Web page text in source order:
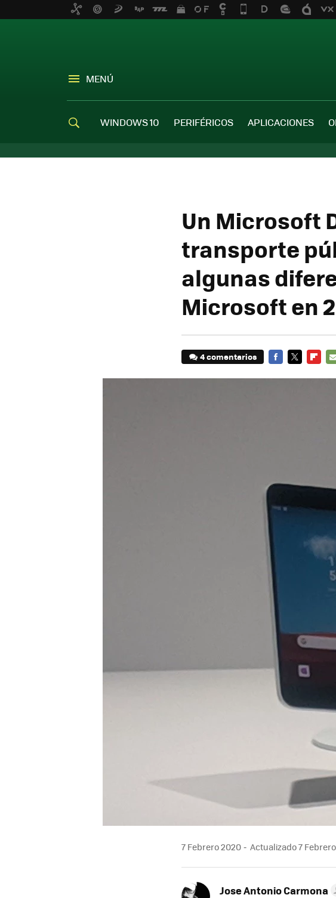
MENÚ
WINDOWS 10 PERIFÉRICOS APLICACIONES
Un Microsoft
transporte
algunas
Microsoft en
4 comentarios
7 Febrero 2020 Actualizado 7
Jose Antonio Carmona